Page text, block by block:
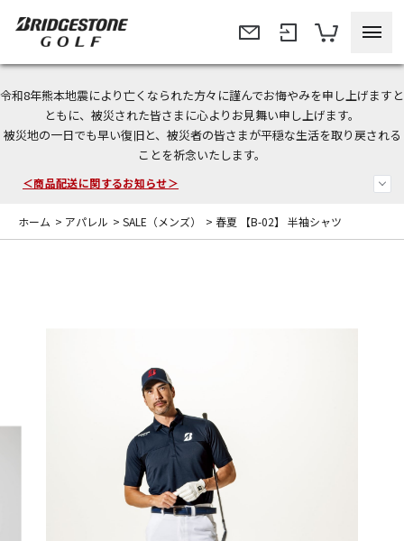
令和8年熊本地震により亡くなられた方々に謹んでお悔やみを申し上げますと
ともに、被災された皆さまに心よりお見舞い申し上げます。
被災地の一日でも早い復旧と、被災者の皆さまが平穏な生活を取り戻される
ことを祈念いたします。
＜夏季休暇中のご注文・発送・お問い合わせ＞
今なら新規会員登録で1,000円OFFクーポンプレゼント！
＜商品配送に関するお知らせ＞
ホーム > アパレル > SALE（メンズ） > 春夏 【B-02】 半袖シャツ